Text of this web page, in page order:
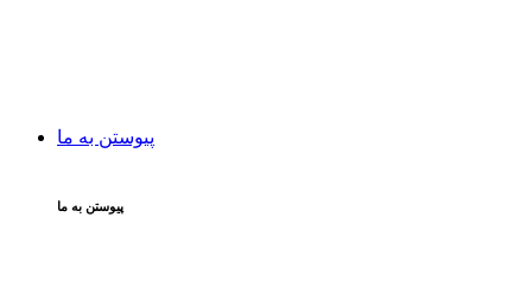
پیوستن به ما
پیوستن به ما